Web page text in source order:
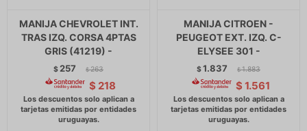
MANIJA CHEVROLET INT.
TRAS IZQ. CORSA 4PTAS
GRIS (41219) -
$ 257 $ 263
$ 218
MANIJA CITROEN -
PEUGEOT EXT. IZQ. C-
ELYSEE 301 -
$1.837 $ 1.883
$ 1.561